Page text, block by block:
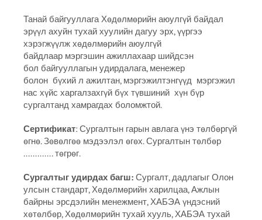
Танай байгууллага Хөдөлмөрийн аюулгүй байдал
эрүүл ахуйн тухай хуулийн дагуу эрх, үүргээ
хэрэгжүүлж хөдөлмөрийн аюулгүй
байдлаар мэргэшин ажиллахаар шийдсэн
бол байгууллагын удирдалага, менежер
болон бүхий л ажилтан, мэргэжилтэнгүүд мэргэжил
нас хүйс харгалзахгүй бүх түвшиний хүн бүр
сургалтанд хамрагдах боломжтой.
Сертификат: Сургалтын гарын авлага үнэ төлбөргүй
өгнө. Зөвөлгөө мэдээлэл өгөх. Сургалтын төлбөр
............. төгрөг.
Сургалтыг удирдах багш: Сургалт, дадлагыг Олон
улсын стандарт, Хөдөлмөрийн харилцаа, Ажлын
байрны эрсдэлийн менежмент, ХАБЭА үндэсний
хөтөлбөр, Хөдөлмөрийн тухай хууль, ХАБЭА тухай